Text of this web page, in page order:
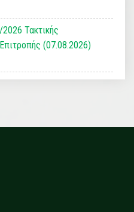
Τακτικής
(07.08.2026)